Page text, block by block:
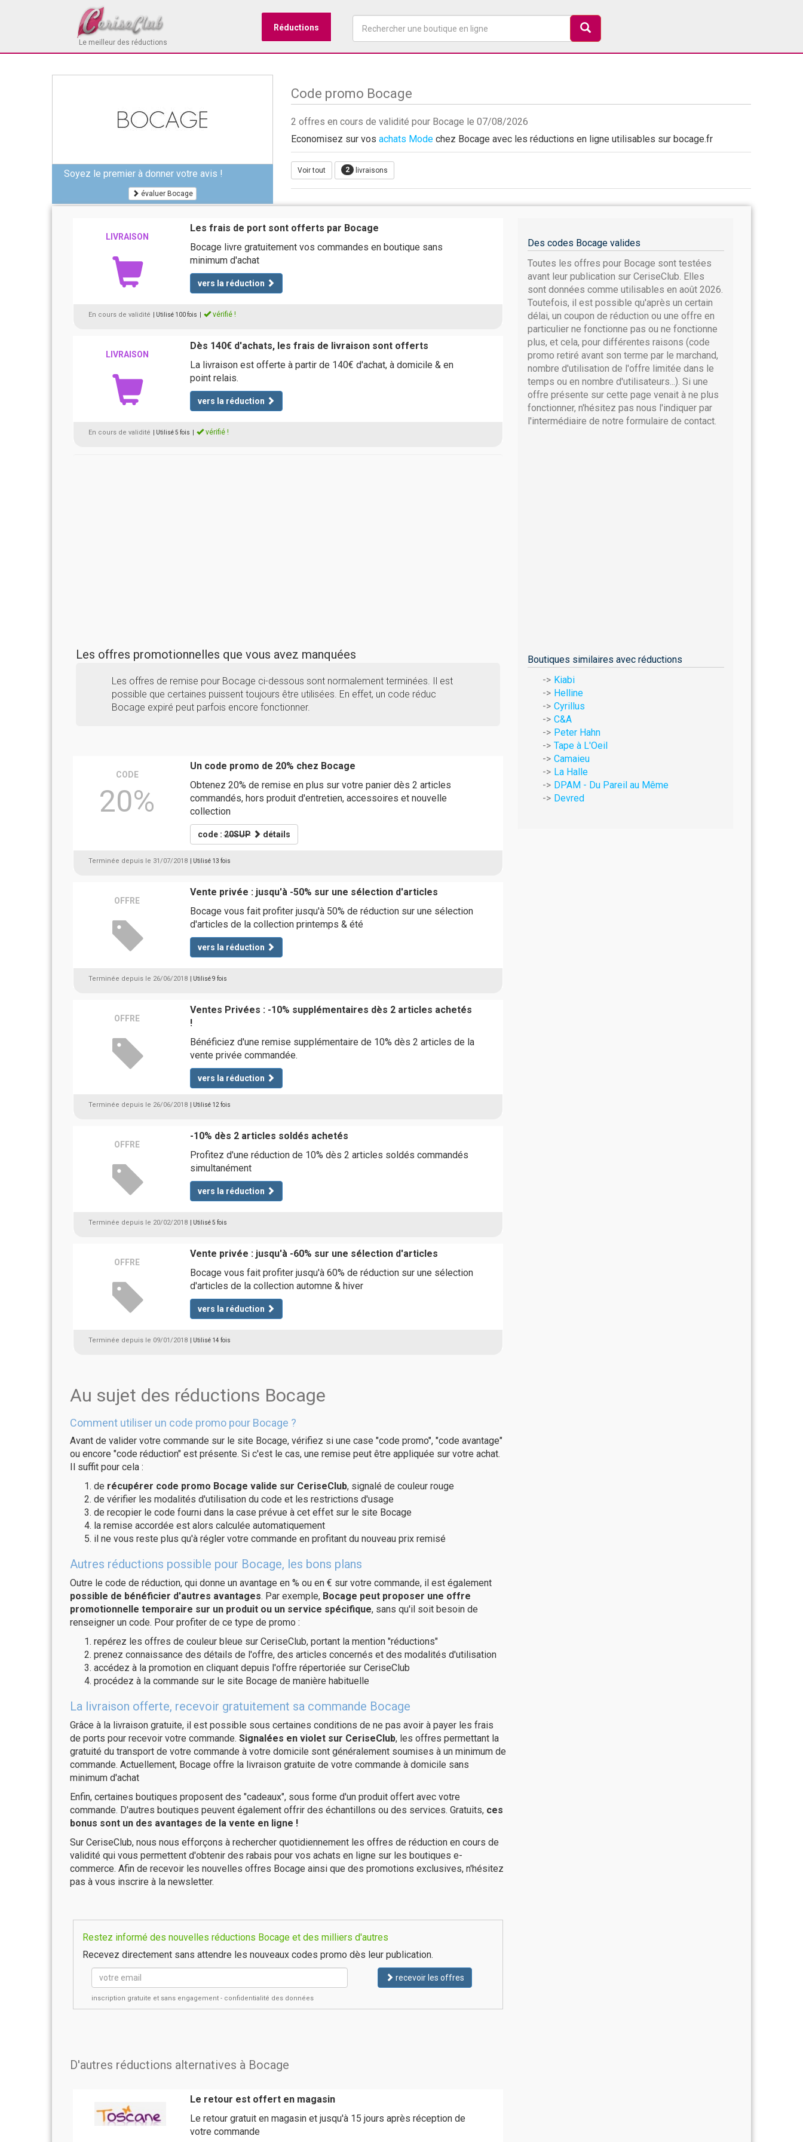
Le meilleur des réductions
Réductions
Soyez le premier à donner votre avis !
évaluer Bocage
Code promo Bocage
2 offres en cours de validité pour Bocage le 07/08/2026
Economisez sur vos achats Mode chez Bocage avec les réductions en ligne utilisables sur bocage.fr
Voir tout 2 livraisons
LIVRAISON
Les frais de port sont offerts par Bocage
Bocage livre gratuitement vos commandes en boutique sans
minimum d'achat
vers la réduction
En cours de validité | Utilisé 100 fois vérifié !
LIVRAISON
Dès 140€ d'achats, les frais de livraison sont offerts
La livraison est offerte à partir de 140€ d'achat, à domicile & en
point relais.
vers la réduction
En cours de validité | Utilisé 5 fois vérifié !
Les offres promotionnelles que vous avez manquées
Les offres de remise pour Bocage ci-dessous sont normalement terminées. Il est
possible que certaines puissent toujours être utilisées. En effet, un code réduc
Bocage expiré peut parfois encore fonctionner.
CODE
20%
Un code promo de 20% chez Bocage
Obtenez 20% de remise en plus sur votre panier dès 2 articles
commandés, hors produit d'entretien, accessoires et nouvelle
collection
code :20SUP détails
Terminée depuis le 31/07/2018 | Utilisé 13 fois
OFFRE
Vente privée : jusqu'à -50% sur une sélection d'articles
Bocage vous fait profiter jusqu'à 50% de réduction sur une sélection
d'articles de la collection printemps & été
vers la réduction
Terminée depuis le 26/06/2018 | Utilisé 9 fois
OFFRE
Ventes Privées : -10% supplémentaires dès 2 articles achetés
!
Bénéficiez d'une remise supplémentaire de 10% dès 2 articles de la
vente privée commandée.
vers la réduction
Terminée depuis le 26/06/2018 | Utilisé 12 fois
OFFRE
-10% dès 2 articles soldés achetés
Profitez d'une réduction de 10% dès 2 articles soldés commandés
simultanément
vers la réduction
Terminée depuis le 20/02/2018 | Utilisé 5 fois
OFFRE
Vente privée : jusqu'à -60% sur une sélection d'articles
Bocage vous fait profiter jusqu'à 60% de réduction sur une sélection
d'articles de la collection automne & hiver
vers la réduction
Terminée depuis le 09/01/2018 | Utilisé 14 fois
Au sujet des réductions Bocage
Comment utiliser un code promo pour Bocage ?
Avant de valider votre commande sur le site Bocage, vérifiez si une case "code promo", "code avantage"
ou encore "code réduction" est présente. Si c'est le cas, une remise peut être appliquée sur votre achat.
Il suffit pour cela :
de récupérer code promo Bocage valide sur CeriseClub, signalé de couleur rouge
de vérifier les modalités d'utilisation du code et les restrictions d'usage
de recopier le code fourni dans la case prévue à cet effet sur le site Bocage
la remise accordée est alors calculée automatiquement
il ne vous reste plus qu'à régler votre commande en profitant du nouveau prix remisé
Autres réductions possible pour Bocage, les bons plans
Outre le code de réduction, qui donne un avantage en % ou en € sur votre commande, il est également
possible de bénéficier d'autres avantages. Par exemple, Bocage peut proposer une offre
promotionnelle temporaire sur un produit ou un service spécifique, sans qu'il soit besoin de
renseigner un code. Pour profiter de ce type de promo :
repérez les offres de couleur bleue sur CeriseClub, portant la mention "réductions"
prenez connaissance des détails de l'offre, des articles concernés et des modalités d'utilisation
accédez à la promotion en cliquant depuis l'offre répertoriée sur CeriseClub
procédez à la commande sur le site Bocage de manière habituelle
La livraison offerte, recevoir gratuitement sa commande Bocage
Grâce à la livraison gratuite, il est possible sous certaines conditions de ne pas avoir à payer les frais
de ports pour recevoir votre commande. Signalées en violet sur CeriseClub, les offres permettant la
gratuité du transport de votre commande à votre domicile sont généralement soumises à un minimum de
commande. Actuellement, Bocage offre la livraison gratuite de votre commande à domicile sans
minimum d'achat
Enfin, certaines boutiques proposent des "cadeaux", sous forme d'un produit offert avec votre
commande. D'autres boutiques peuvent également offrir des échantillons ou des services. Gratuits, ces
bonus sont un des avantages de la vente en ligne !
Sur CeriseClub, nous nous efforçons à rechercher quotidiennement les offres de réduction en cours de
validité qui vous permettent d'obtenir des rabais pour vos achats en ligne sur les boutiques e-
commerce. Afin de recevoir les nouvelles offres Bocage ainsi que des promotions exclusives, n'hésitez
pas à vous inscrire à la newsletter.
Restez informé des nouvelles réductions Bocage et des milliers d'autres
Recevez directement sans attendre les nouveaux codes promo dès leur publication.
recevoir les offres
inscription gratuite et sans engagement - confidentialité des données
D'autres réductions alternatives à Bocage
Le retour est offert en magasin
Le retour gratuit en magasin et jusqu'à 15 jours après réception de
votre commande
Des codes Bocage valides
Toutes les offres pour Bocage sont testées
avant leur publication sur CeriseClub. Elles
sont données comme utilisables en août 2026.
Toutefois, il est possible qu'après un certain
délai, un coupon de réduction ou une offre en
particulier ne fonctionne pas ou ne fonctionne
plus, et cela, pour différentes raisons (code
promo retiré avant son terme par le marchand,
nombre d'utilisation de l'offre limitée dans le
temps ou en nombre d'utilisateurs...). Si une
offre présente sur cette page venait à ne plus
fonctionner, n'hésitez pas nous l'indiquer par
l'intermédiaire de notre formulaire de contact.
Boutiques similaires avec réductions
Kiabi
Helline
Cyrillus
C&A
Peter Hahn
Tape à L'Oeil
Camaieu
La Halle
DPAM - Du Pareil au Même
Devred